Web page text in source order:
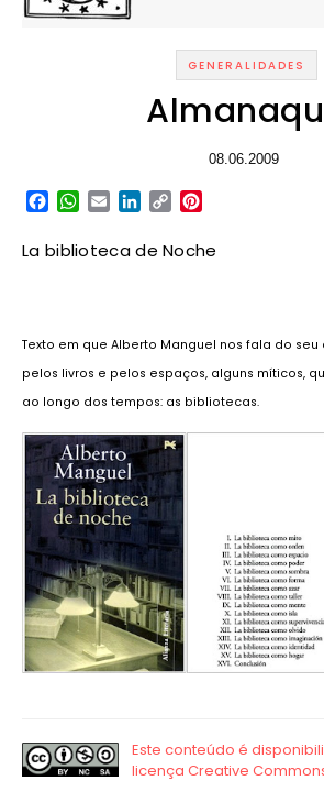
GENERALIDADES
08.06.2009
Facebook
WhatsApp
EmailLinkedIn
Copy
La biblioteca de Noche
Texto em que Alberto Manguel nos fala do
pelos livros e pelos espaços, alguns míticos,
ao longo dos tempos: as bibliotecas.